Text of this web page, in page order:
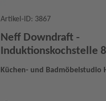
Artikel-ID: 3867
Neff Downdraft -
Induktionskochstelle
V58YHQ4B0
Küchen- und Badmöbelstudio